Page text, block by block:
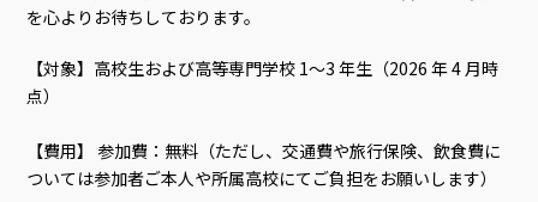
を心よりお待ちしております。
【対象】高校生および高等専門学校 1～3 年生（2026 年 4 月時
点）
【費用】 参加費：無料（ただし、交通費や旅行保険、飲食費に
ついては参加者ご本人や所属高校にてご負担をお願いします）